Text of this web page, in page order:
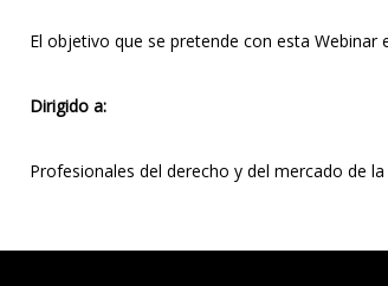
El objetivo que se pretende con esta
Dirigido a:
Profesionales del derecho y del mercado de